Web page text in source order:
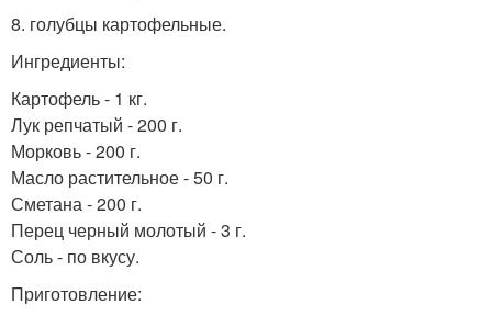
8. голубцы картофельные.
Ингредиенты:
Картофель - 1 кг.
Лук репчатый - 200 г.
Морковь - 200 г.
Масло растительное - 50 г.
Сметана - 200 г.
Перец черный молотый - 3 г.
Соль - по вкусу.
Приготовление: